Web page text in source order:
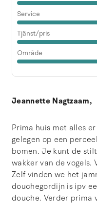
Service
Tjänst/pris
Område
Jeannette Nagtzaam,
Prima huis met alles
gelegen op een
bomen. Je kunt de
wakker van de vogels.
Zelf vinden we het
douchegordijn is ipv
douche. Verder prima